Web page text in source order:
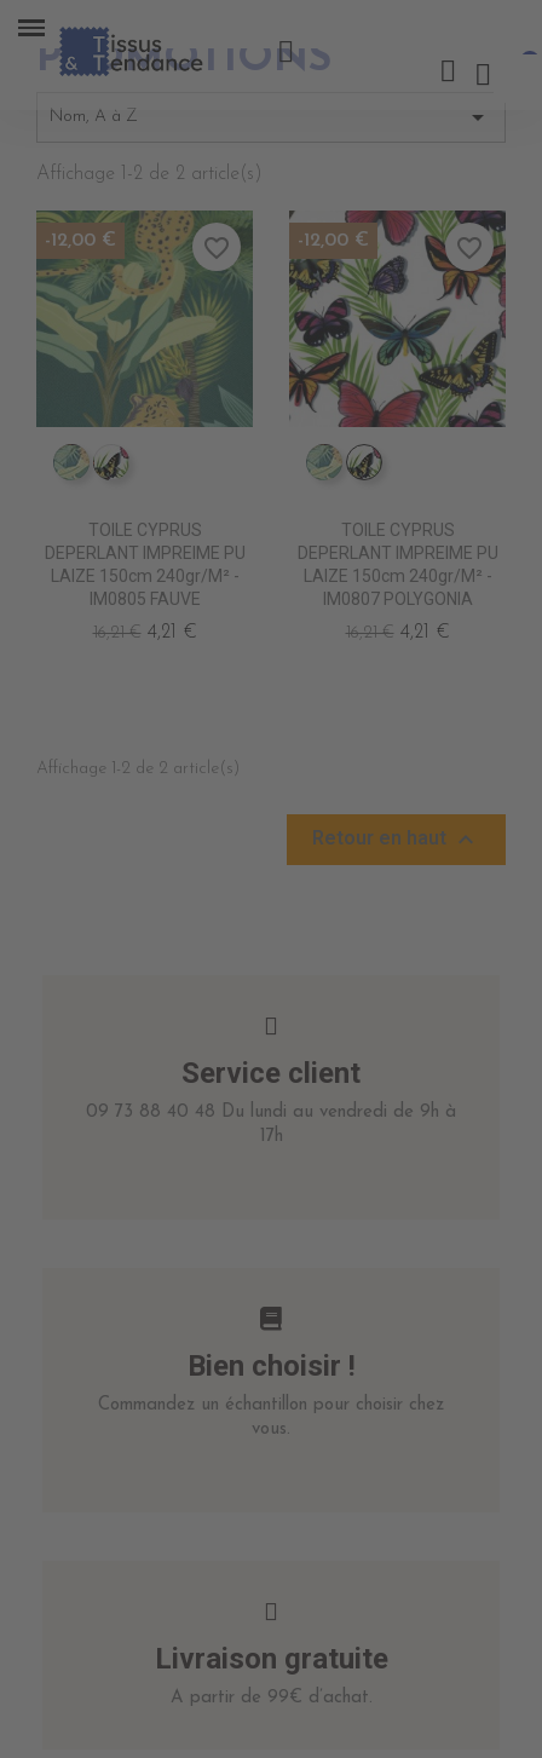
PROMOTIONS
Nom, A à Z 
Affichage 1-2 de 2 article(s)
IM0805 FAUVE
TOILE CYPRUS
DEPERLANT IMPREIME PU
LAIZE 150cm 240gr/m² -
IM0805 FAUVE
16,21 € 4,21 €
-12,00 € favorite_border
IM0805 FAUVE
IM0807
TOILE CYPRUS
DEPERLANT IMPREIME PU
LAIZE 150cm 240gr/m² -
IM0807 POLYGONIA
16,21 € 4,21 €
-12,00 € favorite_border
Affichage 1-2 de 2 article(s)
Retour en haut 
Service client
09 73 88 40 48 Du lundi au vendredi de 9h à
17h
Bien choisir !
Commandez un échantillon pour choisir chez
vous.
Livraison gratuite
A partir de 99€ d’achat.